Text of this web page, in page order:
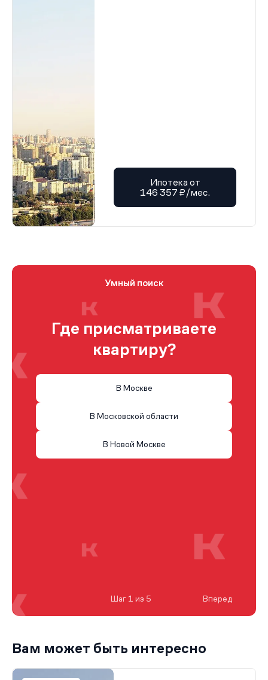
Ипотека от
146 357 ₽/мес.
Умный поиск
Где присматриваете
квартиру?
В Москве
В Московской области
В Новой Москве
Шаг 1 из 5 Вперед
Вам может быть интересно